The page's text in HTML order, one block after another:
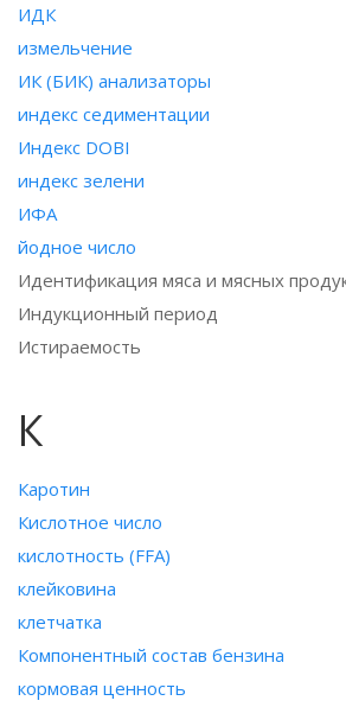
ИДК
измельчение
ИК (БИК) анализаторы
индекс седиментации
Индекс DOBI
индекс зелени
ИФА
йодное число
Идентификация мяса и мясных
Индукционный период
Истираемость
К
Каротин
Кислотное число
кислотность (FFA)
клейковина
клетчатка
Компонентный состав бензина
кормовая ценность